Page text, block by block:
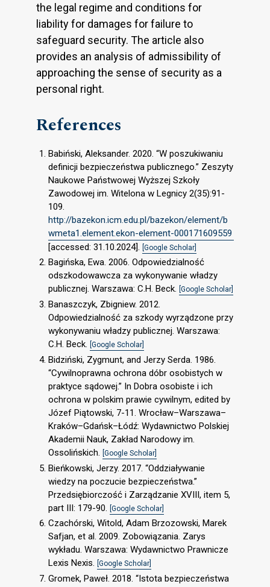
the legal regime and conditions for
liability for damages for failure to
safeguard security. The article also
provides an analysis of admissibility of
approaching the sense of security as a
personal right.
References
Babiński, Aleksander. 2020. “W poszukiwaniu
definicji bezpieczeństwa publicznego.” Zeszyty
Naukowe Państwowej Wyższej Szkoły
Zawodowej im. Witelona w Legnicy 2(35):91-
109.
http://bazekon.icm.edu.pl/bazekon/element/b
wmeta1.element.ekon-element-000171609559
[accessed: 31.10.2024].
[Google Scholar]
Bagińska, Ewa. 2006. Odpowiedzialność
odszkodowawcza za wykonywanie władzy
publicznej. Warszawa: C.H. Beck. [Google Scholar]
Banaszczyk, Zbigniew. 2012.
Odpowiedzialność za szkody wyrządzone przy
wykonywaniu władzy publicznej. Warszawa:
C.H. Beck. [Google Scholar]
Bidziński, Zygmunt, and Jerzy Serda. 1986.
“Cywilnoprawna ochrona dóbr osobistych w
praktyce sądowej.” In Dobra osobiste i ich
ochrona w polskim prawie cywilnym, edited by
Józef Piątowski, 7-11. Wrocław–Warszawa–
Kraków–Gdańsk–Łódź: Wydawnictwo Polskiej
Akademii Nauk, Zakład Narodowy im.
Ossolińskich. [Google Scholar]
Bieńkowski, Jerzy. 2017. “Oddziaływanie
wiedzy na poczucie bezpieczeństwa.”
Przedsiębiorczość i Zarządzanie XVIII, item 5,
part III: 179-90.
[Google Scholar]
Czachórski, Witold, Adam Brzozowski, Marek
Safjan, et al. 2009. Zobowiązania. Zarys
wykładu. Warszawa: Wydawnictwo Prawnicze
Lexis Nexis. [Google Scholar]
Gromek, Paweł. 2018. “Istota bezpieczeństwa